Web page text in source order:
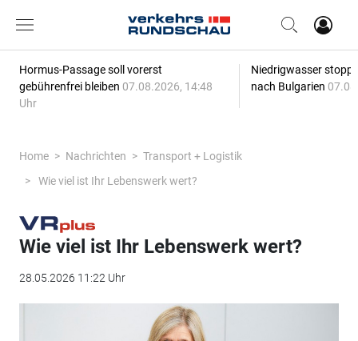
Hormus-Passage soll vorerst
gebührenfrei bleiben 07.08.2026, 14:48
Uhr
Niedrigwasser
nach Bulgarien
Home Nachrichten
Transport + Logistik
Wie viel ist Ihr Lebenswerk wert?
Wie viel ist Ihr Lebenswerk wert?
28.05.2026 11:22 Uhr